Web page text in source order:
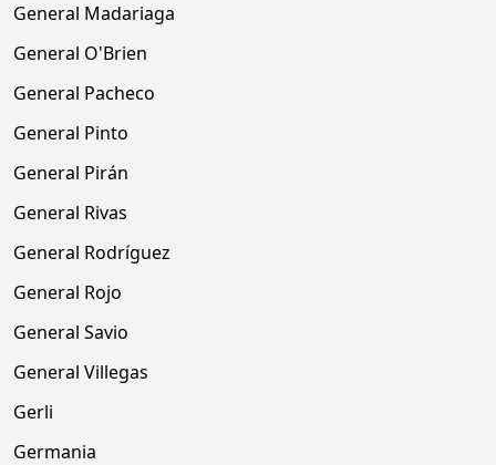
General Madariaga
General O'Brien
General Pacheco
General Pinto
General Pirán
General Rivas
General Rodríguez
General Rojo
General Savio
General Villegas
Gerli
Germania